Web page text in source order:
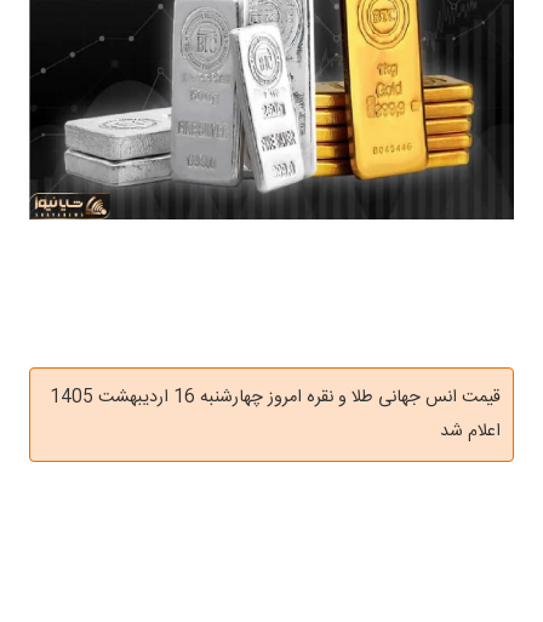
قیمت انس جهانی طلا و نقره امروز چهارشنبه 16 اردیبهشت 1405
اعلام شد